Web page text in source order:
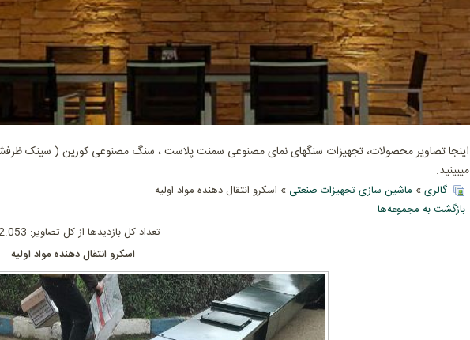
اینجا تصاویر محصولات، تجهیزات سنگهای نمای مصنوعی سمنت پلاست ، سنگ مصنوعی کورین ( سینک
میبینید.
گالری» ماشین سازی تجهیزات صنعتی » اسکرو انتقال دهنده مواد اولیه
بازگشت به مجموعه‌ها
تعداد کل بازدیدها از کل تصاویر: 602.053
اسکرو انتقال دهنده مواد اولیه